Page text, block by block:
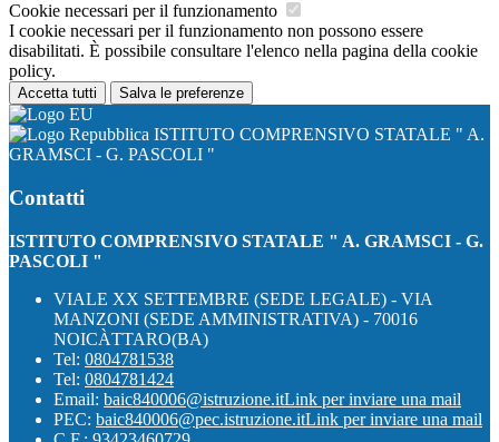
Cookie necessari per il funzionamento
I cookie necessari per il funzionamento non possono essere
disabilitati. È possibile consultare l'elenco nella pagina della cookie
policy.
Accetta tutti Salva le preferenze
ISTITUTO COMPRENSIVO STATALE " A.
GRAMSCI - G. PASCOLI "
Contatti
ISTITUTO COMPRENSIVO STATALE " A. GRAMSCI - G.
PASCOLI "
VIALE XX SETTEMBRE (SEDE LEGALE) - VIA
MANZONI (SEDE AMMINISTRATIVA) - 70016
NOICÀTTARO(BA)
Tel: 0804781538
Tel: 0804781424
Email: baic840006@istruzione.itLink per inviare una mail
PEC: baic840006@pec.istruzione.itLink per inviare una mail